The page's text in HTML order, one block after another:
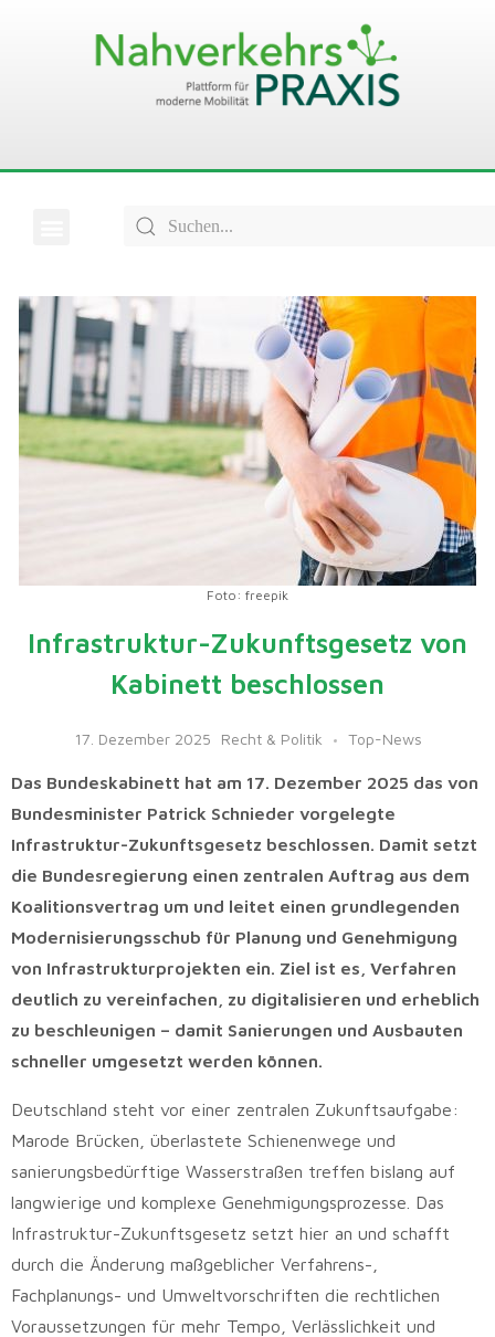
Foto: freepik
Infrastruktur-Zukunftsgesetz von
Kabinett beschlossen
17. Dezember 2025 Recht & Politik Top-News
Das Bundeskabinett hat am 17. Dezember 2025 das von
Bundesminister Patrick Schnieder vorgelegte
Infrastruktur-Zukunftsgesetz beschlossen. Damit setzt
die Bundesregierung einen zentralen Auftrag aus dem
Koalitionsvertrag um und leitet einen grundlegenden
Modernisierungsschub für Planung und Genehmigung
von Infrastrukturprojekten ein. Ziel ist es, Verfahren
deutlich zu vereinfachen, zu digitalisieren und erheblich
zu beschleunigen – damit Sanierungen und Ausbauten
schneller umgesetzt werden können.
Deutschland steht vor einer zentralen Zukunftsaufgabe:
Marode Brücken, überlastete Schienenwege und
sanierungsbedürftige Wasserstraßen treffen bislang auf
langwierige und komplexe Genehmigungsprozesse. Das
Infrastruktur-Zukunftsgesetz setzt hier an und schafft
durch die Änderung maßgeblicher Verfahrens-,
Fachplanungs- und Umweltvorschriften die rechtlichen
Voraussetzungen für mehr Tempo, Verlässlichkeit und